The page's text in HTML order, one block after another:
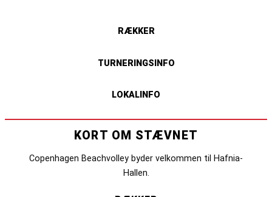
RÆKKER
TURNERINGSINFO
LOKALINFO
KORT OM STÆVNET
Copenhagen Beachvolley byder velkommen til Hafnia-
Hallen.